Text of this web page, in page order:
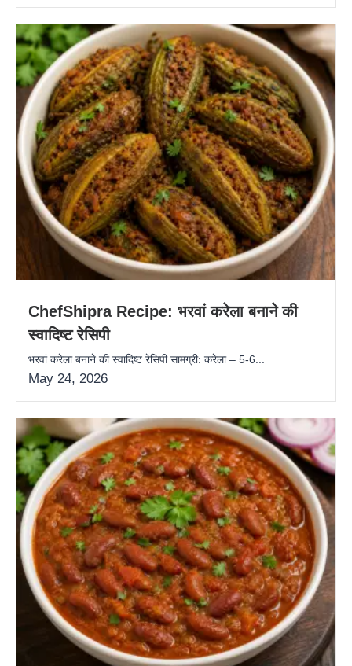
ChefShipra Recipe: भरवां करेला बनाने की
स्वादिष्ट रेसिपी
भरवां करेला बनाने की स्वादिष्ट रेसिपी सामग्री: करेला – 5-6...
May 24, 2026